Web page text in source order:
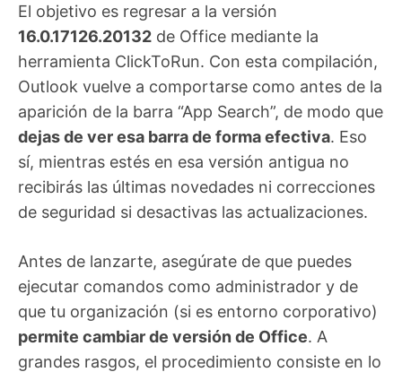
El objetivo es regresar a la versión
16.0.17126.20132 de Office mediante la
herramienta ClickToRun. Con esta compilación,
Outlook vuelve a comportarse como antes de la
aparición de la barra “App Search”, de modo que
dejas de ver esa barra de forma efectiva. Eso
sí, mientras estés en esa versión antigua no
recibirás las últimas novedades ni correcciones
de seguridad si desactivas las actualizaciones.
Antes de lanzarte, asegúrate de que puedes
ejecutar comandos como administrador y de
que tu organización (si es entorno corporativo)
permite cambiar de versión de Office. A
grandes rasgos, el procedimiento consiste en lo